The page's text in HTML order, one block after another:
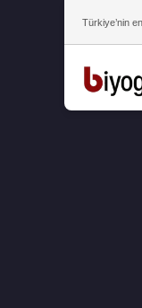
Türkiye’nin